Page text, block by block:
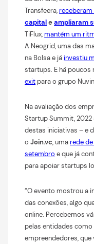
Transfeera,receberam
capitaleampliaram
TiFlux,mantém um
A Neogrid, uma das
na Bolsa e já investiu
startups. E há poucos
exit para o grupo
Na avaliação dos
Startup Summit, 2022
destas iniciativas – e
oJoin.vc, umarede
setembro e que já
para apoiar startups
“O evento mostrou a
das conexões, algo
online. Percebemos
pelas entidades
empreendedores,